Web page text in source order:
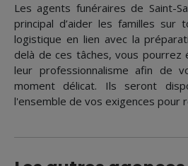
Les agents funéraires de Saint-
principal d’aider les familles sur
logistique en lien avec la
delà de ces tâches, vous pourrez
leur professionnalisme afin de
moment délicat. Ils seront
l'ensemble de vos exigences pour